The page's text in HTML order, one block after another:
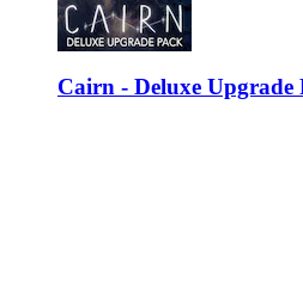
Cairn - Deluxe Upgrade